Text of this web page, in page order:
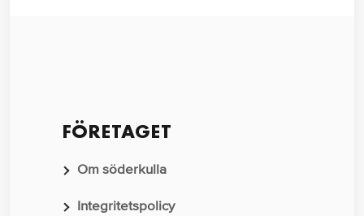
FÖRETAGET
Om söderkulla
Integritetspolicy